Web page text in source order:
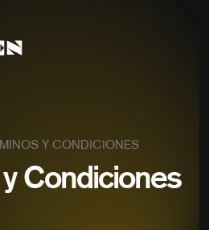
Y CONDICIONES
Condiciones